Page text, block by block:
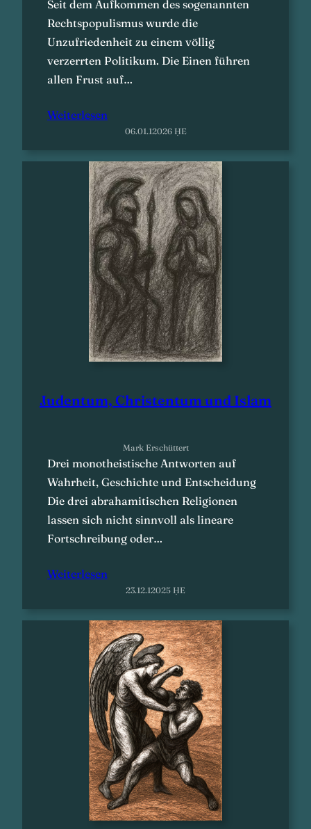
Seit dem Aufkommen des sogenannten
Rechtspopulismus wurde die
Unzufriedenheit zu einem völlig
verzerrten Politikum. Die Einen führen
allen Frust auf…
Weiterlesen
06.01.12026 ḤE
Judentum, Christentum und Islam
Mark Erschüttert
Drei monotheistische Antworten auf
Wahrheit, Geschichte und Entscheidung
Die drei abrahamitischen Religionen
lassen sich nicht sinnvoll als lineare
Fortschreibung oder…
Weiterlesen
23.12.12025 ḤE